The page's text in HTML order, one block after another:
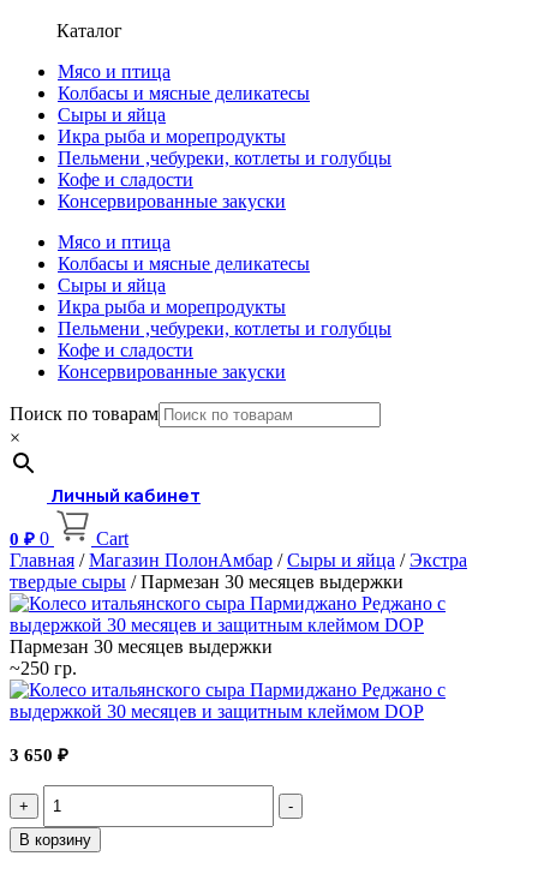
Каталог
Мясо и птица
Колбасы и мясные деликатесы
Сыры и яйца
Икра рыба и морепродукты
Пельмени ,чебуреки, котлеты и голубцы
Кофе и сладости
Консервированные закуски
Мясо и птица
Колбасы и мясные деликатесы
Сыры и яйца
Икра рыба и морепродукты
Пельмени ,чебуреки, котлеты и голубцы
Кофе и сладости
Консервированные закуски
Поиск по товарам
×
Личный кабинет
0 ₽ 0
Cart
Главная /Магазин ПолонАмбар /Сыры и яйца /Экстра
твердые сыры / Пармезан 30 месяцев выдержки
Пармезан 30 месяцев выдержки
~250 гр.
3 650 ₽
Quantity
В корзину